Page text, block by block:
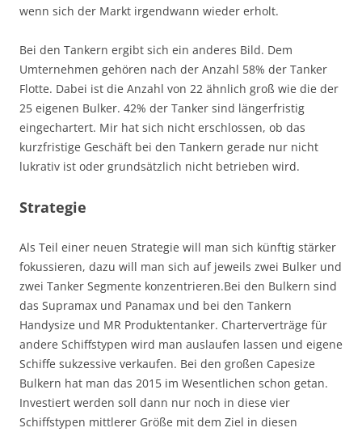
wenn sich der Markt irgendwann wieder erholt.
Bei den Tankern ergibt sich ein anderes Bild. Dem
Umternehmen gehören nach der Anzahl 58% der Tanker
Flotte. Dabei ist die Anzahl von 22 ähnlich groß wie die der
25 eigenen Bulker. 42% der Tanker sind längerfristig
eingechartert. Mir hat sich nicht erschlossen, ob das
kurzfristige Geschäft bei den Tankern gerade nur nicht
lukrativ ist oder grundsätzlich nicht betrieben wird.
Strategie
Als Teil einer neuen Strategie will man sich künftig stärker
fokussieren, dazu will man sich auf jeweils zwei Bulker und
zwei Tanker Segmente konzentrieren.Bei den Bulkern sind
das Supramax und Panamax und bei den Tankern
Handysize und MR Produktentanker. Charterverträge für
andere Schiffstypen wird man auslaufen lassen und eigene
Schiffe sukzessive verkaufen. Bei den großen Capesize
Bulkern hat man das 2015 im Wesentlichen schon getan.
Investiert werden soll dann nur noch in diese vier
Schiffstypen mittlerer Größe mit dem Ziel in diesen